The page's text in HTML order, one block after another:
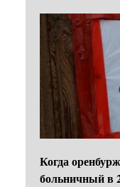
Когда
больничный в